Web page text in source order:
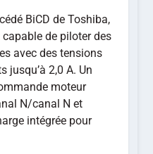
BiCD de Toshiba,
de piloter des
avec des tensions
jusqu’à 2,0 A. Un
moteur
N/canal N et
intégrée pour